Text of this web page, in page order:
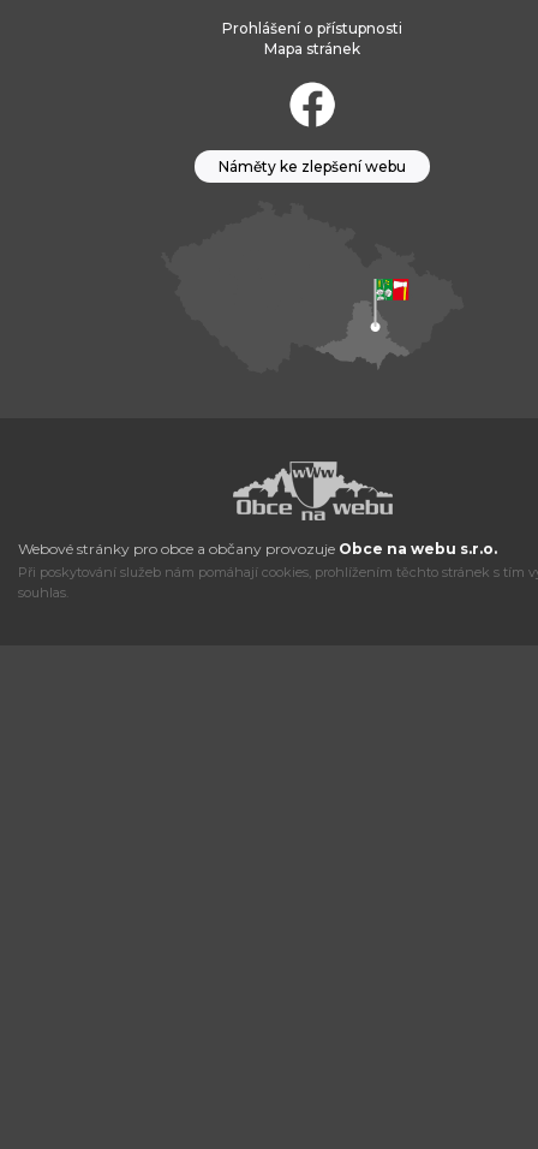
Prohlášení o přístupnosti
Mapa stránek
Náměty ke zlepšení webu
Webové stránky pro obce a občany provozuje Obce na webu s.r.o.
Při poskytování služeb nám pomáhají cookies, prohlížením těchto stránek s tím
souhlas.